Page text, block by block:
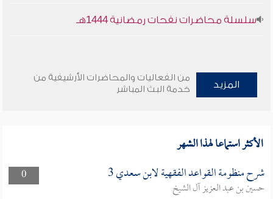
سلسلة محاضرات نفحات رمضانية 1444هـ
المزيد
من الفعاليات والمحاضرات الأرشيفية من
خدمة البث المباشر
الأكثر استماعا لهذا الشهر
0 شرح منظومة القواعد الفقهية لابن سعدي 3
حسين بن عبد العزيز آل الشيخ